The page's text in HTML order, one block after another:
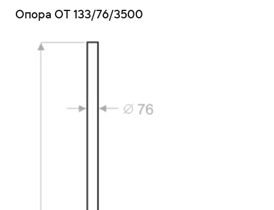
Опора ОТ 133/76/3500